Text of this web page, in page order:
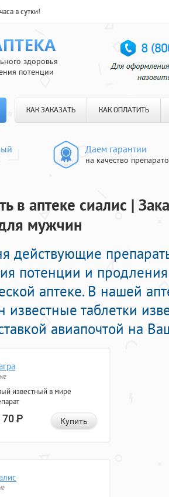
в сутки!
здоровья
потенции
КАК ЗАКАЗАТЬ КАК ОПЛАТИТЬ
Даем гарантии
на качество
в аптеке сиалис |
мужчин
действующие
потенции и продления
аптеке. В нашей
известные таблетки
авиапочтой на
известный в мире
70Р Купить